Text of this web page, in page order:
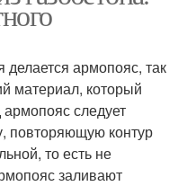
армопояс, так
материал, который
армопояс следует
повторяющую контур
то есть не
заливают